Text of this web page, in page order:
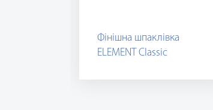
Фінішна шпаклівка
ELEMENT Classic